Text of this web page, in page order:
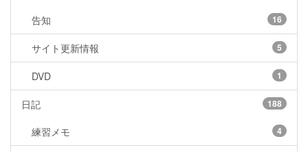
告知 16
サイト更新情報 5
DVD 1
日記 188
練習メモ 4